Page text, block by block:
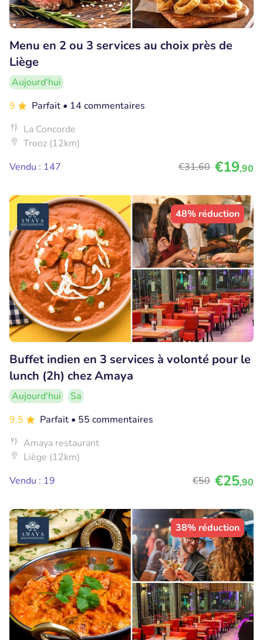
Menu en 2 ou 3 services au choix près de
Liège
Aujourd'hui
9
Parfait • 14 commentaires
La Concorde
Trooz (12km)
Vendu : 147
€31,60 €19,90
48% réduction
Buffet indien en 3 services à volonté pour le
lunch (2h) chez Amaya
Aujourd'hui
Sa
9.5
Parfait • 55 commentaires
Amaya restaurant
Liège (12km)
Vendu : 19
€50 €25,90
38% réduction